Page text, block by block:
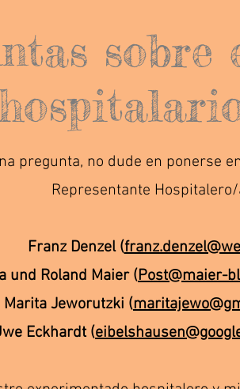
sobre
pregunta, no dude en ponerse
Representante
Franz Denzel (
und Roland Maier (Post@maier-
Marita Jeworutzki (
Eckhardt (